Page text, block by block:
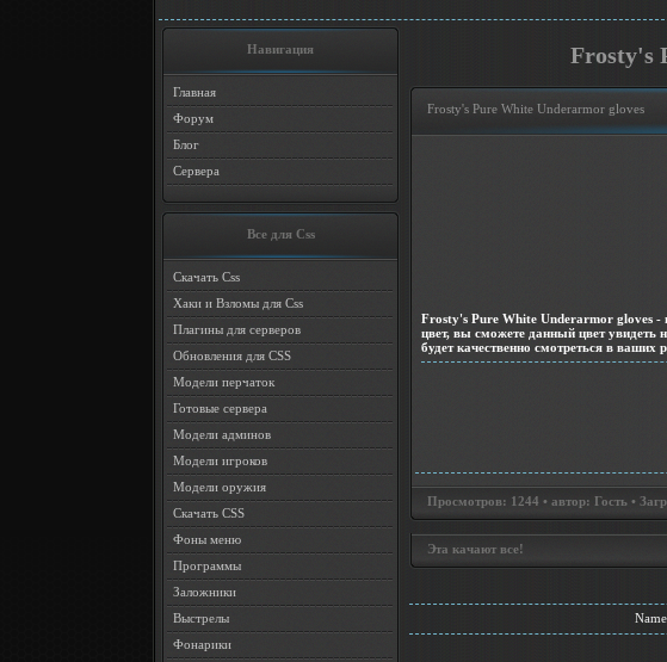
Навигация
Главная
Форум
Блог
Сервера
Все для Css
Скачать Css
Хаки и Взломы для Css
Плагины для серверов
Обновления для CSS
Модели перчаток
Готовые сервера
Модели админов
Модели игроков
Модели оружия
Скачать CSS
Фоны меню
Программы
Заложники
Выстрелы
Фонарики
Frosty's
Frosty's Pure White Underarmor gloves
Frosty's Pure White Underarmor gloves -
цвет, вы сможете данный цвет увидеть
будет качественно смотреться в
Просмотров: 1244 • автор: Гость •
Эта качают все!